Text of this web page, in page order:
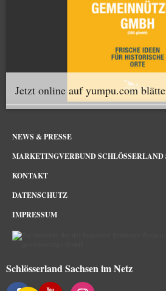
Jetzt online auf yumpu.com
NEWS & PRESSE
MARKETINGVERBUND SCHLÖSSERLAND
KONTAKT
DATENSCHUTZ
IMPRESSUM
Schlösserland Sachsen im Netz